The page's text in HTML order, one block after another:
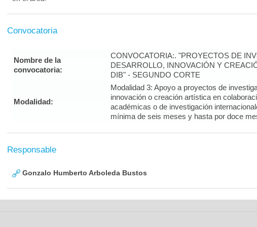
Convocatoria
Nombre de la
convocatoria:
CONVOCATORIA:. "PROYECTOS DE
DESARROLLO, INNOVACIÓN Y
DIB" - SEGUNDO CORTE
Modalidad:
Modalidad 3: Apoyo a proyectos de
innovación o creación artística en
académicas o de investigación
mínima de seis meses y hasta por doce
Responsable
Gonzalo Humberto Arboleda Bustos